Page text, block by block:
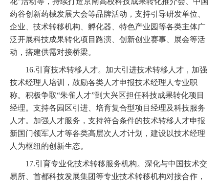
药谷创新药械发展大会等品牌活动，支持引导研发单位、
企业、技术转移机构、孵化器、特色产业园等各类主体广
泛开展科技成果转化项目路演、创新创业赛事、展会等活
动，搭建供需对接桥梁。
16.引育技术转移人才。加大引进技术转移人才，加强
技术经理人培训，鼓励各类人才申报技术经理人专业职
称。积极争取“朱雀人才”到大兴区担任科技成果转化项目
经理。支持各园区引进、培育复合型项目经理及科技服务
人才。加强人才服务，支持符合条件的技术转移人才申报
新国门领军人才等各类高层次人才计划，建设以技术经理
人为枢纽的创新生态。
17.引育专业化技术转移服务机构。深化与中国技术交
易所、首都科技发展集团等专业技术转移机构对接合作，